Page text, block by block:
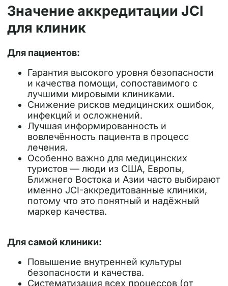
Значение аккредитации JCI
для клиник
Для пациентов:
Гарантия высокого уровня безопасности
и качества помощи, сопоставимого с
лучшими мировыми клиниками.
Снижение рисков медицинских ошибок,
инфекций и осложнений.
Лучшая информированность и
вовлечённость пациента в процесс
лечения.
Особенно важно для медицинских
туристов — люди из США, Европы,
Ближнего Востока и Азии часто выбирают
именно JCI-аккредитованные клиники,
потому что это понятный и надёжный
маркер качества.
Для самой клиники:
Повышение внутренней культуры
безопасности и качества.
Систематизация всех процессов (от